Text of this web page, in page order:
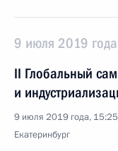
9 июля 2019
II Глобальный
и
9 июля 2019 года, 15:25
Екатеринбург